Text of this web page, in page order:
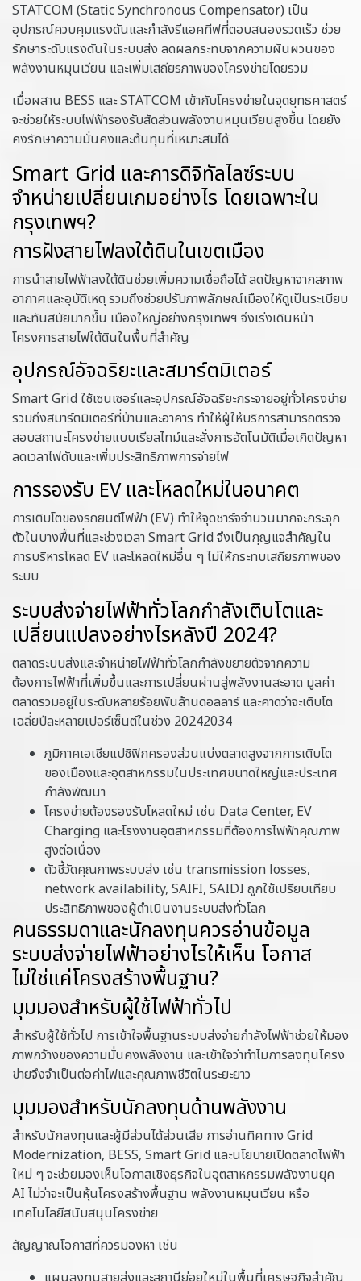
STATCOM (Static Synchronous Compensator) เป็น
อุปกรณ์ควบคุมแรงดันและกำลังรีแอคทีฟที่ตอบสนองรวดเร็ว ช่วย
รักษาระดับแรงดันในระบบส่ง ลดผลกระทบจากความผันผวนของ
พลังงานหมุนเวียน และเพิ่มเสถียรภาพของโครงข่ายโดยรวม
เมื่อผสาน BESS และ STATCOM เข้ากับโครงข่ายในจุดยุทธศาสตร์
จะช่วยให้ระบบไฟฟ้ารองรับสัดส่วนพลังงานหมุนเวียนสูงขึ้น โดยยัง
คงรักษาความมั่นคงและต้นทุนที่เหมาะสมได้
Smart Grid และการดิจิทัลไลซ์ระบบ
จำหน่ายเปลี่ยนเกมอย่างไร โดยเฉพาะใน
กรุงเทพฯ?
การฝังสายไฟลงใต้ดินในเขตเมือง
การนำสายไฟฟ้าลงใต้ดินช่วยเพิ่มความเชื่อถือได้ ลดปัญหาจากสภาพ
อากาศและอุบัติเหตุ รวมถึงช่วยปรับภาพลักษณ์เมืองให้ดูเป็นระเบียบ
และทันสมัยมากขึ้น เมืองใหญ่อย่างกรุงเทพฯ จึงเร่งเดินหน้า
โครงการสายไฟใต้ดินในพื้นที่สำคัญ
อุปกรณ์อัจฉริยะและสมาร์ตมิเตอร์
Smart Grid ใช้เซนเซอร์และอุปกรณ์อัจฉริยะกระจายอยู่ทั่วโครงข่าย
รวมถึงสมาร์ตมิเตอร์ที่บ้านและอาคาร ทำให้ผู้ให้บริการสามารถตรวจ
สอบสถานะโครงข่ายแบบเรียลไทม์และสั่งการอัตโนมัติเมื่อเกิดปัญหา
ลดเวลาไฟดับและเพิ่มประสิทธิภาพการจ่ายไฟ
การรองรับ EV และโหลดใหม่ในอนาคต
การเติบโตของรถยนต์ไฟฟ้า (EV) ทำให้จุดชาร์จจำนวนมากจะกระจุก
ตัวในบางพื้นที่และช่วงเวลา Smart Grid จึงเป็นกุญแจสำคัญใน
การบริหารโหลด EV และโหลดใหม่อื่น ๆ ไม่ให้กระทบเสถียรภาพของ
ระบบ
ระบบส่งจ่ายไฟฟ้าทั่วโลกกำลังเติบโตและ
เปลี่ยนแปลงอย่างไรหลังปี 2024?
ตลาดระบบส่งและจำหน่ายไฟฟ้าทั่วโลกกำลังขยายตัวจากความ
ต้องการไฟฟ้าที่เพิ่มขึ้นและการเปลี่ยนผ่านสู่พลังงานสะอาด มูลค่า
ตลาดรวมอยู่ในระดับหลายร้อยพันล้านดอลลาร์ และคาดว่าจะเติบโต
เฉลี่ยปีละหลายเปอร์เซ็นต์ในช่วง 20242034
ภูมิภาคเอเชียแปซิฟิกครองส่วนแบ่งตลาดสูงจากการเติบโต
ของเมืองและอุตสาหกรรมในประเทศขนาดใหญ่และประเทศ
กำลังพัฒนา
โครงข่ายต้องรองรับโหลดใหม่ เช่น Data Center, EV
Charging และโรงงานอุตสาหกรรมที่ต้องการไฟฟ้าคุณภาพ
สูงต่อเนื่อง
ตัวชี้วัดคุณภาพระบบส่ง เช่น transmission losses,
network availability, SAIFI, SAIDI ถูกใช้เปรียบเทียบ
ประสิทธิภาพของผู้ดำเนินงานระบบส่งทั่วโลก
คนธรรมดาและนักลงทุนควรอ่านข้อมูล
ระบบส่งจ่ายไฟฟ้าอย่างไรให้เห็น โอกาส
ไม่ใช่แค่โครงสร้างพื้นฐาน?
มุมมองสำหรับผู้ใช้ไฟฟ้าทั่วไป
สำหรับผู้ใช้ทั่วไป การเข้าใจพื้นฐานระบบส่งจ่ายกำลังไฟฟ้าช่วยให้มอง
ภาพกว้างของความมั่นคงพลังงาน และเข้าใจว่าทำไมการลงทุนโครง
ข่ายจึงจำเป็นต่อค่าไฟและคุณภาพชีวิตในระยะยาว
มุมมองสำหรับนักลงทุนด้านพลังงาน
สำหรับนักลงทุนและผู้มีส่วนได้ส่วนเสีย การอ่านทิศทาง Grid
Modernization, BESS, Smart Grid และนโยบายเปิดตลาดไฟฟ้า
ใหม่ ๆ จะช่วยมองเห็นโอกาสเชิงธุรกิจในอุตสาหกรรมพลังงานยุค
AI ไม่ว่าจะเป็นหุ้นโครงสร้างพื้นฐาน พลังงานหมุนเวียน หรือ
เทคโนโลยีสนับสนุนโครงข่าย
สัญญาณโอกาสที่ควรมองหา เช่น